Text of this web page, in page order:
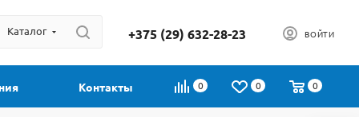
Каталог +375 (29) 632-28-23 ВОЙТИ
0 0 0
Контакты